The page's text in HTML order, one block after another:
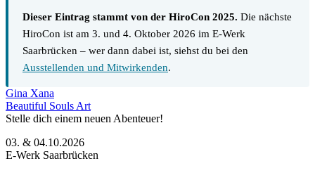
Dieser Eintrag stammt von der HiroCon 2025. Die nächste
HiroCon ist am 3. und 4. Oktober 2026 im E-Werk
Saarbrücken – wer dann dabei ist, siehst du bei den
Ausstellenden und Mitwirkenden.
Gina Xana
Beautiful Souls Art
Stelle dich einem neuen Abenteuer!
03. & 04.10.2026
E-Werk Saarbrücken